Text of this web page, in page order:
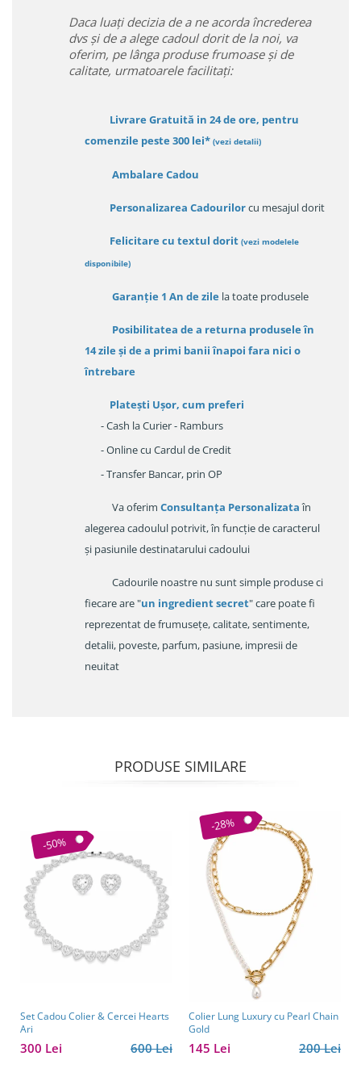
Daca luați decizia de a ne acorda încrederea
dvs și de a alege cadoul dorit de la noi, va
oferim, pe lânga produse frumoase și de
calitate, urmatoarele facilitați:
Livrare Gratuită in 24 de ore, pentru
comenzile peste 300 lei* (vezi detalii)
Ambalare Cadou
Personalizarea Cadourilorcu mesajul dorit
Felicitare cu textul dorit (vezi modelele
disponibile)
Garanție 1 An de zile la toate produsele
Posibilitatea de a returna produsele în
14 zileși de a primi banii înapoi fara nici o
întrebare
Platești Ușor, cum preferi
- Cash la Curier - Ramburs
- Online cu Cardul de Credit
- Transfer Bancar, prin OP
Va oferim Consultanța Personalizataîn
alegerea cadoulul potrivit, în funcție de caracterul
și pasiunile destinatarului cadoului
Cadourile noastre nu sunt simple produse ci
fiecare are "un ingredient secret" care poate fi
reprezentat de frumusețe, calitate, sentimente,
detalii, poveste, parfum, pasiune, impresii de
neuitat
PRODUSE SIMILARE
-50%
Set Cadou Colier & Cercei Hearts
Ari
600 Lei
300 Lei
-28%
Colier Lung Luxury cu Pearl Chain
Gold
200 Lei
145 Lei